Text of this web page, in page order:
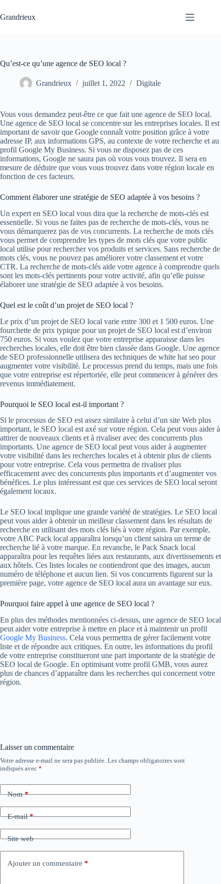
au
contenu
Grandrieux
Qu’est-ce qu’une agence de SEO local ?
Grandrieux juillet 1, 2022 Digitale
Vous vous demandez peut-être ce que fait une agence de SEO local.
Une agence de SEO local se concentre sur les entreprises locales. Il est
important de savoir que Google connaît votre position grâce à votre
adresse IP, aux informations GPS, au contexte de votre recherche et au
profil Google My Business. Si vous ne disposez pas de ces
informations, Google ne saura pas où vous vous trouvez. Il sera en
mesure de déduire que vous vous trouvez dans votre région locale en
fonction de ces facteurs.
Comment élaborer une stratégie de SEO adaptée à vos besoins ?
Un expert en SEO local vous dira que la recherche de mots-clés est
essentielle. Si vous ne faites pas de recherche de mots-clés, vous ne
vous démarquerez pas de vos concurrents. La recherche de mots clés
vous permet de comprendre les types de mots clés que votre public
local utilise pour rechercher vos produits et services. Sans recherche de
mots clés, vous ne pouvez pas améliorer votre classement et votre
CTR. La recherche de mots-clés aide votre agence à comprendre quels
sont les mots-clés pertinents pour votre activité, afin qu’elle puisse
élaborer une stratégie de SEO adaptée à vos besoins.
Quel est le coût d’un projet de SEO local ?
Le prix d’un projet de SEO local varie entre 300 et 1 500 euros. Une
fourchette de prix typique pour un projet de SEO local est d’environ
750 euros. Si vous voulez que votre entreprise apparaisse dans les
recherches locales, elle doit être bien classée dans Google. Une agence
de SEO professionnelle utilisera des techniques de white hat seo pour
augmenter votre visibilité. Le processus prend du temps, mais une fois
que votre entreprise est répertoriée, elle peut commencer à générer des
revenus immédiatement.
Pourquoi le SEO local est-il important ?
Si le processus de SEO est assez similaire à celui d’un site Web plus
important, le SEO local est axé sur votre région. Cela peut vous aider à
attirer de nouveaux clients et à rivaliser avec des concurrents plus
importants. Une agence de SEO local peut vous aider à augmenter
votre visibilité dans les recherches locales et à obtenir plus de clients
pour votre entreprise. Cela vous permettra de rivaliser plus
efficacement avec des concurrents plus importants et d’augmenter vos
bénéfices. Le plus intéressant est que ces services de SEO local seront
également locaux.
Le SEO local implique une grande variété de stratégies. Le SEO local
peut vous aider à obtenir un meilleur classement dans les résultats de
recherche en utilisant des mots clés liés à votre région. Par exemple,
votre ABC Pack local apparaîtra lorsqu’un client saisira un terme de
recherche lié à votre marque. En revanche, le Pack Snack local
apparaîtra pour les requêtes liées aux restaurants, aux divertissements et
aux hôtels. Ces listes locales ne contiendront que des images, aucun
numéro de téléphone et aucun lien. Si vos concurrents figurent sur la
première page, votre agence de SEO local aura un avantage sur eux.
Pourquoi faire appel à une agence de SEO local ?
En plus des méthodes mentionnées ci-dessus, une agence de SEO local
peut aider votre entreprise à mettre en place et à maintenir un profil
Google My Business. Cela vous permettra de gérer facilement votre
liste et de répondre aux critiques. En outre, les informations du profil
de votre entreprise constitueront une part importante de la stratégie de
SEO local de Google. En optimisant votre profil GMB, vous aurez
plus de chances d’apparaître dans les recherches qui concernent votre
région.
Laisser un commentaire
Votre adresse e-mail ne sera pas publiée. Les champs obligatoires sont
indiqués avec *
Nom*
E-mail*
Site web
Ajouter un commentaire *